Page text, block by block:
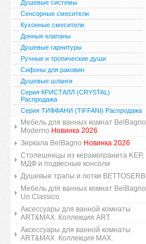
Душевые системы
Сенсорные смесители
Кухонные смесители
Донные клапаны
Душевые гарнитуры
Ручные и тропические души
Сифоны для раковин
Душевые шланги
Серия КРИСТАЛЛ (CRYSTAL)
Распродажа
Серия ТИФФАНИ (TIFFANI) Распродажа
Мебель для ванных комнат BelBagno
Moderno Новинка 2026
Зеркала BelBagno Новинка 2026
Столешницы из керамогранита KEP,
МДФ и подвесные консоли
Душевые трапы и лотки BETTOSERB
Мебель для ванных комнат BelBagno
Un Classico
Аксессуары для ванной комнаты
ART&MAX. Коллекция ART.
Аксессуары для ванной комнаты
ART&MAX. Коллекция MAX.